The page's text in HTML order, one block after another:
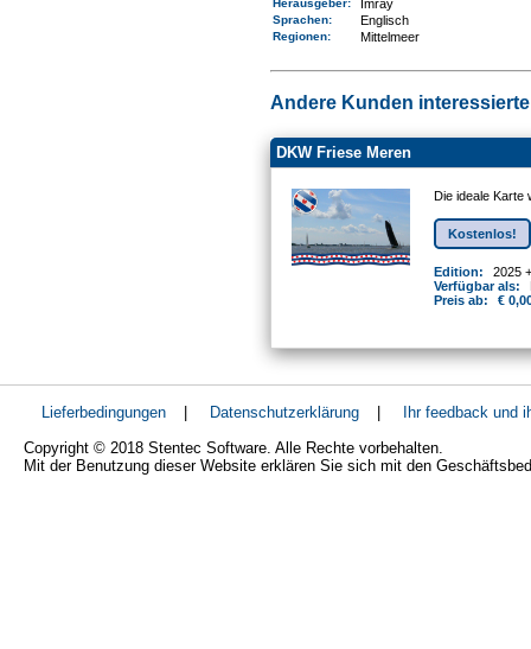
Herausgeber: Imray
Sprachen: Englisch
Regionen: Mittelmeer
Andere Kunden
DKW Friese Meren
Die ideale Karte
Kostenlos!
Edition:
2025
Verfügbar als:
Preis ab:
€
Lieferbedingungen Datenschutzerklärung
Ihr feedback und
Copyright © 2018 Stentec Software. Alle Rechte vorbehalten.
Mit der Benutzung dieser Website erklären Sie sich mit den